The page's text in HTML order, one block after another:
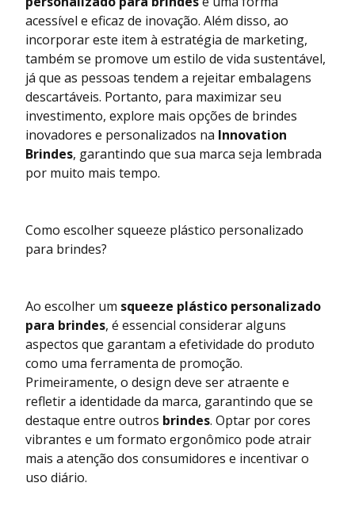
acessível e eficaz de inovação. Além disso, ao
incorporar este item à estratégia de marketing,
também se promove um estilo de vida sustentável,
já que as pessoas tendem a rejeitar embalagens
descartáveis. Portanto, para maximizar seu
investimento, explore mais opções de brindes
inovadores e personalizados na Innovation
Brindes, garantindo que sua marca seja lembrada
por muito mais tempo.
Como escolher squeeze plástico personalizado
para brindes?
Ao escolher um squeeze plástico personalizado
para brindes, é essencial considerar alguns
aspectos que garantam a efetividade do produto
como uma ferramenta de promoção.
Primeiramente, o design deve ser atraente e
refletir a identidade da marca, garantindo que se
destaque entre outros brindes. Optar por cores
vibrantes e um formato ergonômico pode atrair
mais a atenção dos consumidores e incentivar o
uso diário.